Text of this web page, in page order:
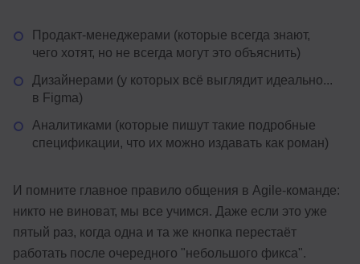
Продакт-менеджерами (которые всегда знают,
чего хотят, но не всегда могут это объяснить)
Дизайнерами (у которых всё выглядит идеально...
в Figma)
Аналитиками (которые пишут такие подробные
спецификации, что их можно издавать как роман)
И помните главное правило общения в Agile-команде:
никто не виноват, мы все учимся. Даже если это уже
пятый раз, когда одна и та же кнопка перестаёт
работать после очередного "небольшого фикса".